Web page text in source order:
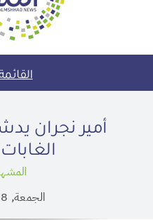
أمير نجران
الجمعة, 8 فبراير, 2019